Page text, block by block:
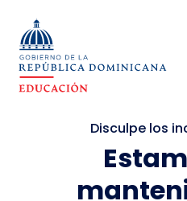
Disculpe los